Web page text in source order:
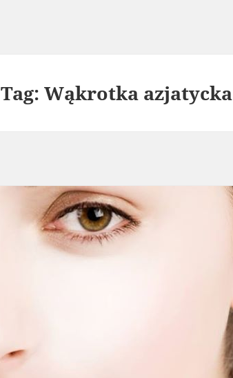
Tag:Wąkrotka azjatycka